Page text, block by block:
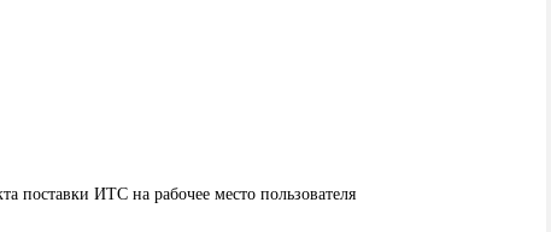
поставки ИТС на рабочее место пользователя